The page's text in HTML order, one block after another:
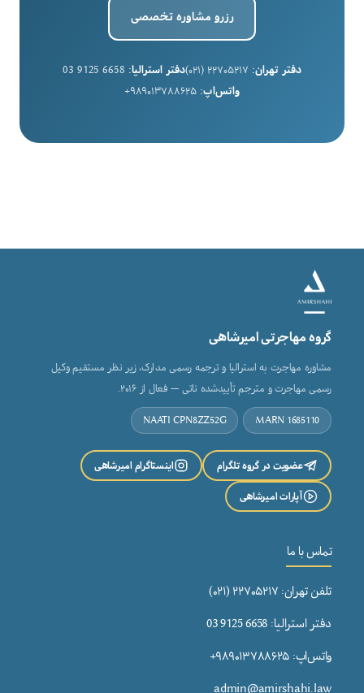
رزرو مشاوره تخصصی
دفتر تهران: دفتر استرالیا: 03 9125 6658
واتس‌اپ:
گروه مهاجرتی امیرشاهی
مشاوره مهاجرت به استرالیا و ترجمه رسمی مدارک، زیر نظر مستقیم وکیل
رسمی مهاجرت و مترجم تأییدشده ناتی — فعال از ۲۰۱۶.
MARN 1685110
NAATI CPN8ZZ52G
عضویت در گروه تلگرام اینستاگرام امیرشاهی
آپارات امیرشاهی
تماس با ما
تلفن تهران: ۲۲۷۰۵۲۱۷ (۰۲۱)
دفتر استرالیا: 6658 9125 03
واتس‌اپ: ۹۸۹۰۱۳۷۸۸۶۲۵+
admin@amirshahi.law